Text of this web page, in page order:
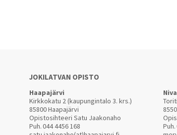
JOKILATVAN OPISTO
Haapajärvi
Kirkkokatu 2 (kaupungintalo 3. krs.)
85800 Haapajärvi
Opistosihteeri Satu Jaakonaho
Puh.044 4456 168
Puh.